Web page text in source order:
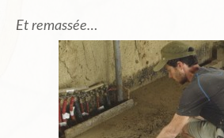
Et remassée…